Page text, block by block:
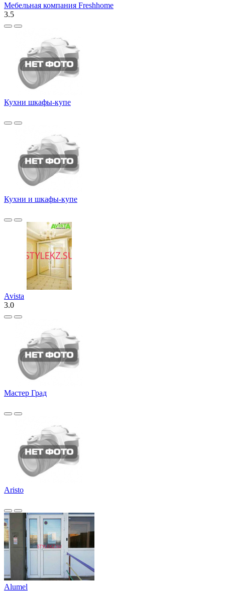
Мебельная компания Freshhome
3.5
Кухни шкафы-купе
Кухни и шкафы-купе
Avista
3.0
Мастер Град
Aristo
Alumel